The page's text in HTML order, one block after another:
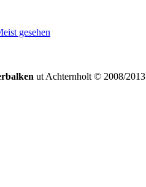
gesehen
ut Achternholt © 2008/2013